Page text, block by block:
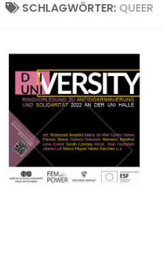
SCHLAGWÖRTER: QUEER